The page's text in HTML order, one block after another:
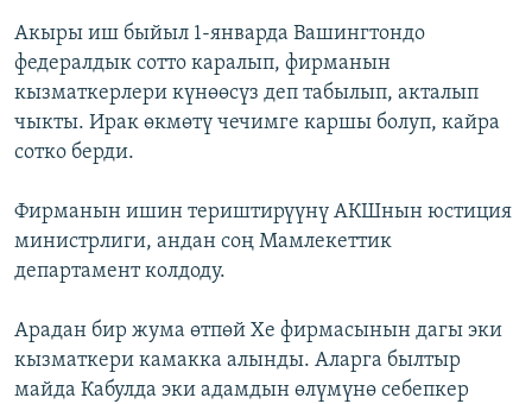
Акыры иш быйыл 1-январда Вашингтондо
федералдык сотто каралып, фирманын
кызматкерлери күнөөсүз деп табылып, акталып
чыкты. Ирак өкмөтү чечимге каршы болуп, кайра
сотко берди.
Фирманын ишин териштирүүнү АКШнын юстиция
министрлиги, андан соң Мамлекеттик
департамент колдоду.
Арадан бир жума өтпөй Хе фирмасынын дагы эки
кызматкери камакка алынды. Аларга былтыр
майда Кабулда эки адамдын өлүмүнө себепкер